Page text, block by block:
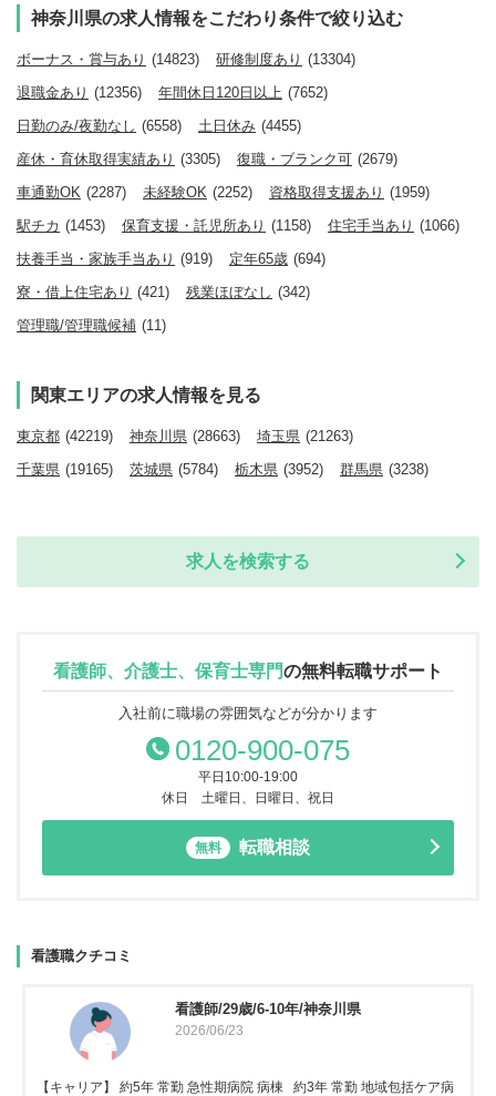
神奈川県の求人情報をこだわり条件で絞り込む
ボーナス・賞与あり (14823) 研修制度あり (13304)
退職金あり (12356) 年間休日120日以上 (7652)
日勤のみ/夜勤なし (6558) 土日休み (4455)
産休・育休取得実績あり (3305) 復職・ブランク可 (2679)
車通勤OK (2287) 未経験OK (2252) 資格取得支援あり (1959)
駅チカ (1453) 保育支援・託児所あり (1158) 住宅手当あり (1066)
扶養手当・家族手当あり (919) 定年65歳 (694)
寮・借上住宅あり (421) 残業ほぼなし (342)
管理職/管理職候補 (11)
関東エリアの求人情報を見る
東京都 (42219) 神奈川県 (28663) 埼玉県 (21263)
千葉県 (19165) 茨城県 (5784) 栃木県 (3952) 群馬県 (3238)
求人を検索する
看護師、介護士、保育士専門の無料転職サポート
入社前に職場の雰囲気などが分かります
0120-900-075
平日10:00-19:00
休日 土曜日、日曜日、祝日
無料 転職相談
看護職クチコミ
看護師/29歳/6-10年/神奈川県
2026/06/23
【キャリア】 約5年 常勤 急性期病院 病棟 約3年 常勤 地域包括ケア病